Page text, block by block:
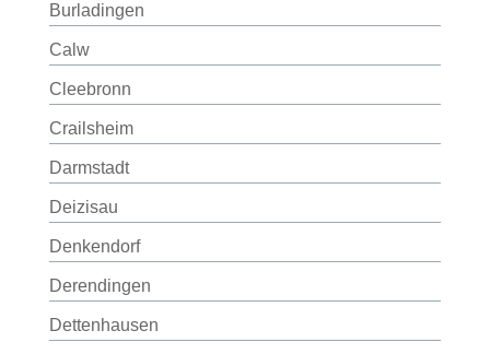
Burladingen
Calw
Cleebronn
Crailsheim
Darmstadt
Deizisau
Denkendorf
Derendingen
Dettenhausen